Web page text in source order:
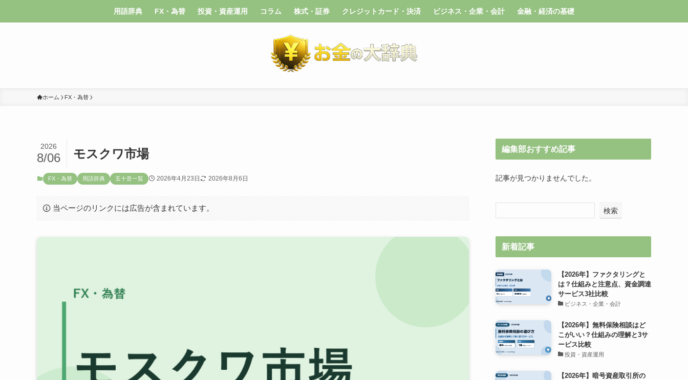
用語辞典 FX・為替 投資・資産運用 コラム 株式・証券 クレジットカード・決済 ビジネス・企業・会計 金融・経済の基礎
ホーム FX・為替
モスクワ市場
2026
8/06
FX・為替 用語辞典 五十音一覧 2026年4月23日 2026年8月6日
当ページのリンクには広告が含まれています。
編集部おすすめ記事
記事が見つかりませんでした。
検索
新着記事
【2026年】ファクタリングと
は？仕組みと注意点、資金調達
サービス3社比較
ビジネス・企業・会計
【2026年】無料保険相談はど
こがいい？仕組みの理解と3サ
ービス比較
投資・資産運用
【2026年】暗号資産取引所の